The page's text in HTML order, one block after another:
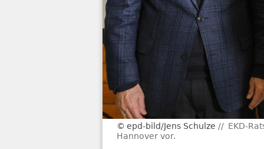
epd-bild/Jens Schulze
EKD-
Hannover vor.